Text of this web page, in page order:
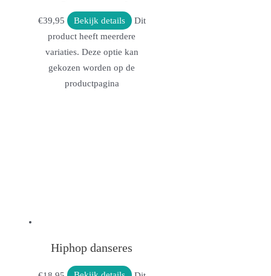
€39,95 Bekijk details
Dit
product heeft meerdere
variaties. Deze optie kan
gekozen worden op de
productpagina
Hiphop danseres